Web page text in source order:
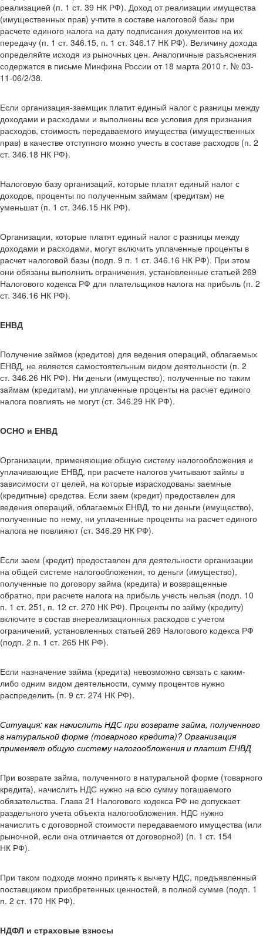
реализацией (п. 1 ст. 39 НК РФ). Доход от реализации имущества
(имущественных прав) учтите в составе налоговой базы при
расчете единого налога на дату подписания документов на их
передачу (п. 1 ст. 346.15, п. 1 ст. 346.17 НК РФ). Величину дохода
определяйте исходя из рыночных цен. Аналогичные разъяснения
содержатся в письме Минфина России от 18 марта 2010 г. № 03-
11-06/2/38.
Если организация-заемщик платит единый налог с разницы между
доходами и расходами и выполнены все условия для признания
расходов, стоимость передаваемого имущества (имущественных
прав) в качестве отступного можно учесть в составе расходов (п. 2
ст. 346.18 НК РФ).
Налоговую базу организаций, которые платят единый налог с
доходов, проценты по полученным займам (кредитам) не
уменьшат (п. 1 ст. 346.15 НК РФ).
Организации, которые платят единый налог с разницы между
доходами и расходами, могут включить уплаченные проценты в
расчет налоговой базы (подп. 9 п. 1 ст. 346.16 НК РФ). При этом
они обязаны выполнить ограничения, установленные статьей 269
Налогового кодекса РФ для плательщиков налога на прибыль (п. 2
ст. 346.16 НК РФ).
ЕНВД
Получение займов (кредитов) для ведения операций, облагаемых
ЕНВД, не является самостоятельным видом деятельности (п. 2
ст. 346.26 НК РФ). Ни деньги (имущество), полученные по таким
займам (кредитам), ни уплаченные проценты на расчет единого
налога повлиять не могут (ст. 346.29 НК РФ).
ОСНО и ЕНВД
Организации, применяющие общую систему налогообложения и
уплачивающие ЕНВД, при расчете налогов учитывают займы в
зависимости от целей, на которые израсходованы заемные
(кредитные) средства. Если заем (кредит) предоставлен для
ведения операций, облагаемых ЕНВД, то ни деньги (имущество),
полученные по нему, ни уплаченные проценты на расчет единого
налога не повлияют (ст. 346.29 НК РФ).
Если заем (кредит) предоставлен для деятельности организации
на общей системе налогообложения, то деньги (имущество),
полученные по договору займа (кредита) и возвращенные
обратно, при расчете налога на прибыль учесть нельзя (подп. 10
п. 1 ст. 251, п. 12 ст. 270 НК РФ). Проценты по займу (кредиту)
включите в состав внереализационных расходов с учетом
ограничений, установленных статьей 269 Налогового кодекса РФ
(подп. 2 п. 1 ст. 265 НК РФ).
Если назначение займа (кредита) невозможно связать с каким-
либо одним видом деятельности, сумму процентов нужно
распределить (п. 9 ст. 274 НК РФ).
Ситуация: как начислить НДС при возврате займа, полученного
в натуральной форме (товарного кредита)? Организация
применяет общую систему налогообложения и платит ЕНВД
При возврате займа, полученного в натуральной форме (товарного
кредита), начислить НДС нужно на всю сумму погашаемого
обязательства. Глава 21 Налогового кодекса РФ не допускает
раздельного учета объекта налогообложения. НДС нужно
начислить с договорной стоимости передаваемого имущества (или
рыночной, если она отличается от договорной) (п. 1 ст. 154
НК РФ).
При таком подходе можно принять к вычету НДС, предъявленный
поставщиком приобретенных ценностей, в полной сумме (подп. 1
п. 2 ст. 170 НК РФ).
НДФЛ и страховые взносы